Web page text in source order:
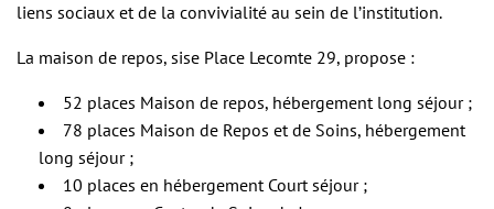
liens sociaux et de la convivialité au sein de l’institution.
La maison de repos, sise Place Lecomte 29, propose :
52 places Maison de repos, hébergement long séjour ;
78 places Maison de Repos et de Soins, hébergement
long séjour ;
10 places en hébergement Court séjour ;